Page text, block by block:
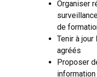
Organiser
de
Tenir à
agréés
Proposer